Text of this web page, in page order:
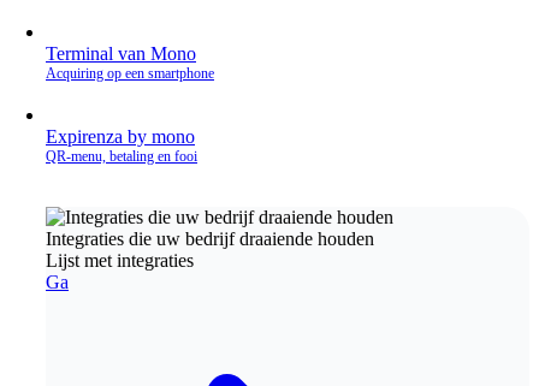
Terminal van Mono
Acquiring op een smartphone
Expirenza by mono
QR‑menu, betaling en fooi
Integraties die uw bedrijf draaiende houden
Lijst met integraties
Ga